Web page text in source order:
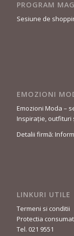
PROGRAM
Sesiune de
EMOZIONI
Emozioni Moda –
Inspirație, outfituri
Detalii firmă:
LINKURI UTILE
Termeni si conditii
Protectia
Tel. 021 9551